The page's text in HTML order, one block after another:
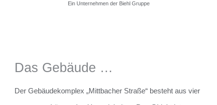
Ein Unternehmen der Biehl Gruppe
Das Gebäude …
Der Gebäudekomplex „Mittbacher Straße“ besteht aus vier